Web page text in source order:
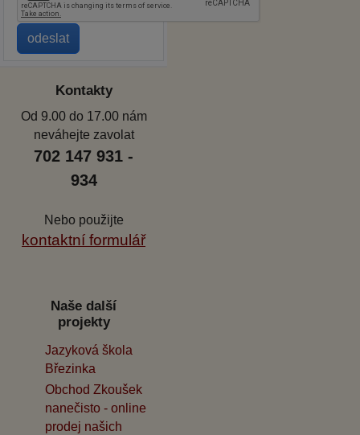
Kontakty
Od 9.00 do 17.00 nám
neváhejte zavolat
702 147 931 -
934
Nebo použijte
kontaktní formulář
Naše další
projekty
Jazyková škola
Březinka
Obchod Zkoušek
nanečisto - online
prodej našich